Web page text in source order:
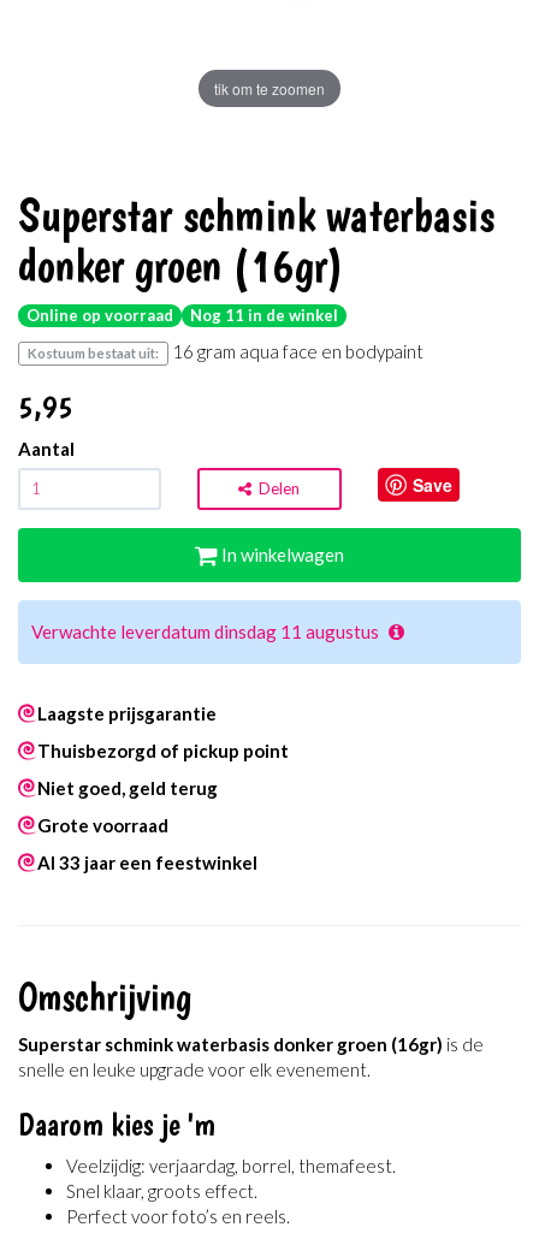
tik om te zoomen
Superstar schmink waterbasis
donker groen (16gr)
Online op voorraad Nog 11 in de winkel
Kostuum bestaat uit: 16 gram aqua face en bodypaint
5,95
Aantal
Delen Save
In winkelwagen
Verwachte leverdatum dinsdag 11 augustus
Laagste prijsgarantie
Thuisbezorgd of pickup point
Niet goed, geld terug
Grote voorraad
Al 33 jaar een feestwinkel
Omschrijving
Superstar schmink waterbasis donker groen (16gr) is de
snelle en leuke upgrade voor elk evenement.
Daarom kies je 'm
Veelzijdig: verjaardag, borrel, themafeest.
Snel klaar, groots effect.
Perfect voor foto’s en reels.